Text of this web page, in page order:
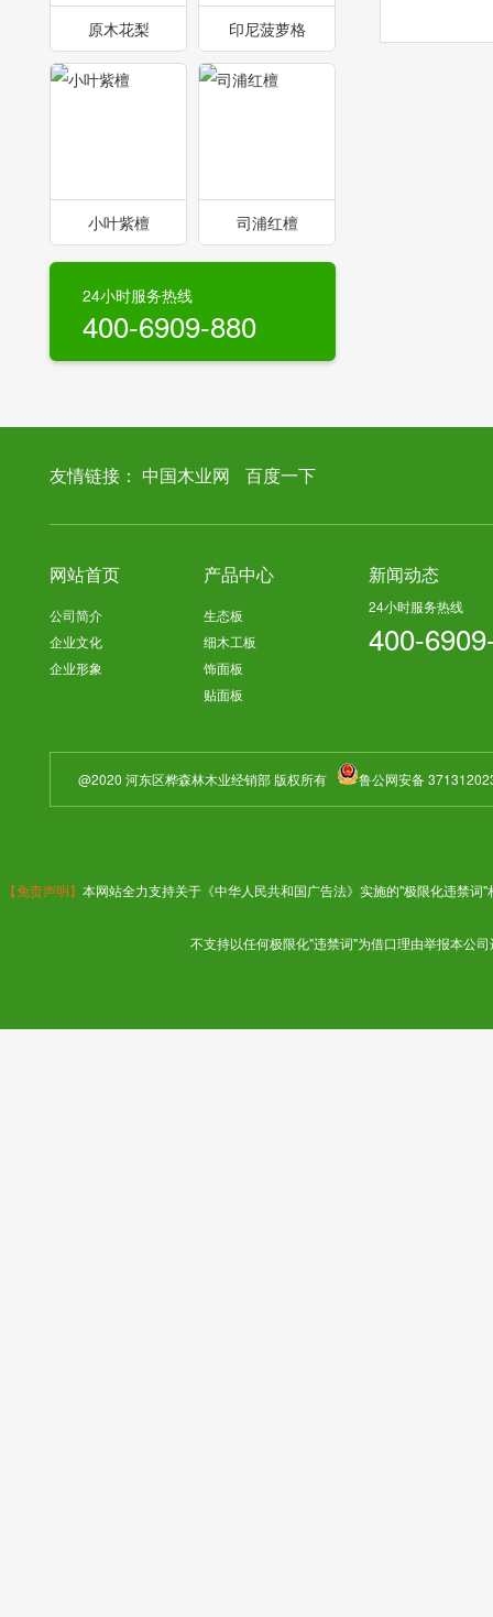
原木花梨 印尼菠萝格
小叶紫檀 司浦红檀
24小时服务热线
400-6909-880
友情链接： 中国木业网 百度一下
网站首页
公司简介
企业文化
企业形象
产品中心
生态板
细木工板
饰面板
贴面板
新闻动态
24小时服务热线
400-
@2020 河东区桦森林木业经销部 版权所有 鲁公网安备
【免责声明】 本网站全力支持关于《中华人民共和国广告法》实施的"极限化违禁
不支持以任何极限化"违禁词"为借口理由举报本公